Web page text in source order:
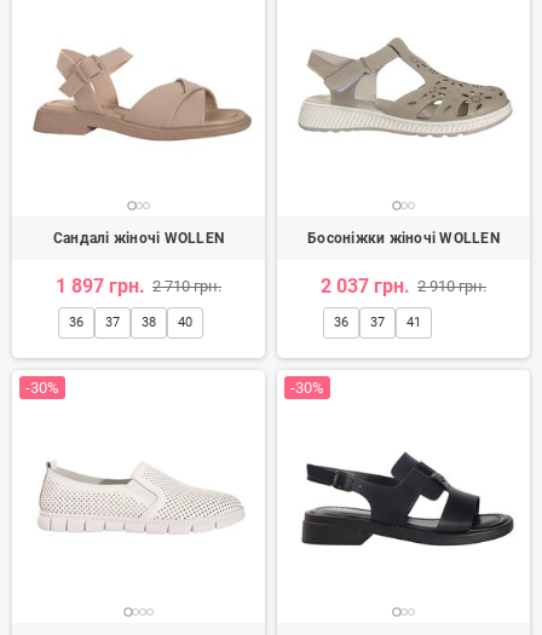
Сандалі жіночі WOLLEN
1 897 грн. 2 710 грн.
36 37 38 40
Босоніжки жіночі WOLLEN
2 037 грн. 2 910 грн.
36 37 41
-30% -30%